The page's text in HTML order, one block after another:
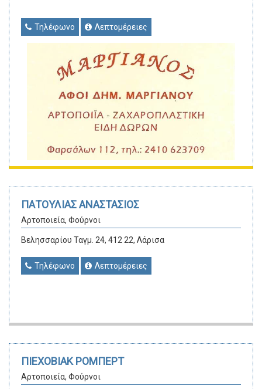
Τηλέφωνο Λεπτομέρειες
ΠΑΤΟΥΛΙΑΣ ΑΝΑΣΤΑΣΙΟΣ
Αρτοποιεία, Φούρνοι
Βελησσαρίου Ταγμ. 24, 412 22, Λάρισα
Τηλέφωνο Λεπτομέρειες
ΠΙΕΧΟΒΙΑΚ ΡΟΜΠΕΡΤ
Αρτοποιεία, Φούρνοι